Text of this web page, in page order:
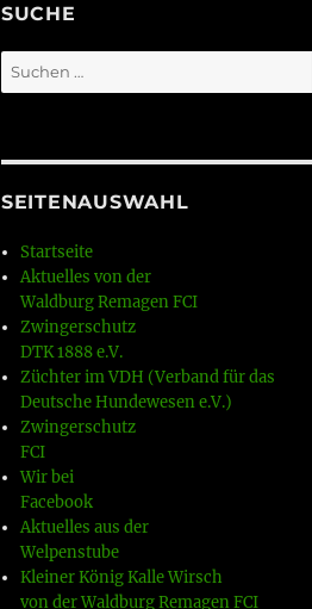
SUCHE
Suchen
nach:
SEITENAUSWAHL
Startseite
Aktuelles von der
Waldburg Remagen FCI
Zwingerschutz
DTK 1888 e.V.
Züchter im VDH (Verband für das
Deutsche Hundewesen e.V.)
Zwingerschutz
FCI
Wir bei
Facebook
Aktuelles aus der
Welpenstube
Kleiner König Kalle Wirsch
von der Waldburg Remagen FCI